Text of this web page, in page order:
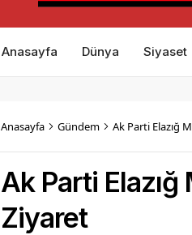
Anasayfa Dünya Siyaset
Anasayfa Gündem Ak Parti Elazığ
Ak Parti
Ziyaret